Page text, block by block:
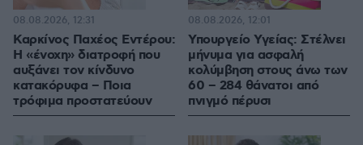
Καρκίνος Παχέος Εντέρου:
Η «ένοχη» διατροφή που
αυξάνει τον κίνδυνο
κατακόρυφα – Ποια
τρόφιμα προστατεύουν
08.08.2026, 12:31
Υπουργείο Υγείας: Στέλνει
μήνυμα για ασφαλή
κολύμβηση στους άνω των
60 – 284 θάνατοι από
πνιγμό πέρυσι
08.08.2026, 12:01